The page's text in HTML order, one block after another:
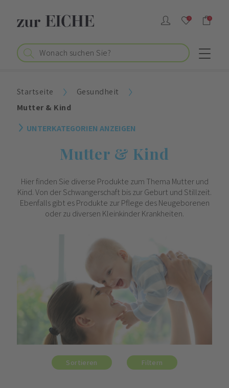
0 0
Startseite
Gesundheit
Mutter & Kind
UNTERKATEGORIEN ANZEIGEN
Mutter & Kind
Hier finden Sie diverse Produkte zum Thema Mutter und
Kind. Von der Schwangerschaft bis zur Geburt und Stillzeit.
Ebenfalls gibt es Produkte zur Pflege des Neugeborenen
oder zu diversen Kleinkinder Krankheiten.
Sortieren Filtern